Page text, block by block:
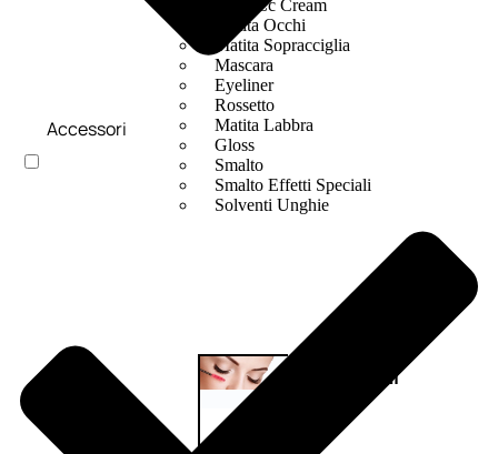
Bb E Cc Cream
Matita Occhi
Matita Sopracciglia
Mascara
Eyeliner
Rossetto
Matita Labbra
Gloss
Smalto
Smalto Effetti Speciali
Solventi Unghie
Occhi
Accessori